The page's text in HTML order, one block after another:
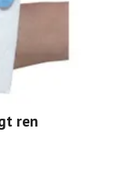
ren